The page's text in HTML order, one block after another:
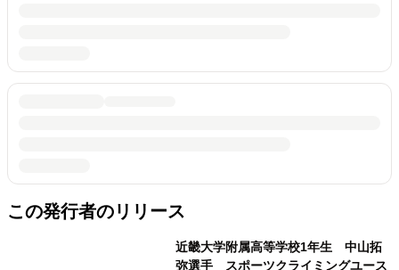
この発行者のリリース
近畿大学附属高等学校1年生 中山拓
弥選手 スポーツクライミングユース